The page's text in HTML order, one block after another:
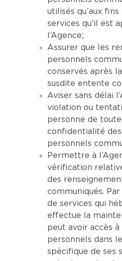
utilisés qu’aux fins
services qu’il est
l’Agence;
Assurer que les
personnels
conservés après
susdite entente
Aviser sans délai
violation ou
personne de
confidentialité
personnels
Permettre à
vérification
des
communiqués.
de services qui
effectue la
peut avoir accès
personnels dans
spécifique de ses